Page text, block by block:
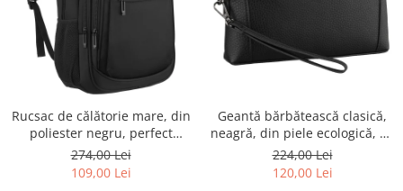
Rucsac de călătorie mare, din
poliester negru, perfect
pentru bagajul de mână -
Rovicky PTR-R-BHX-05-1020
274,00 Lei
109,00 Lei
Geantă bărbătească clasică,
neagră, din piele ecologică, cu
fermoar - Rovicky PTR-R-SDR-
01-1631 BLACK
224,00 Lei
120,00 Lei